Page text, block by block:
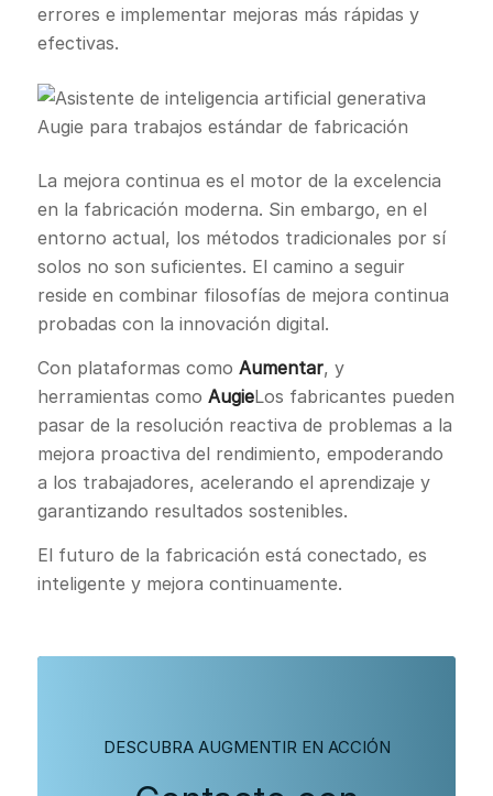
errores e implementar mejoras más rápidas y
efectivas.
La mejora continua es el motor de la excelencia
en la fabricación moderna. Sin embargo, en el
entorno actual, los métodos tradicionales por sí
solos no son suficientes. El camino a seguir
reside en combinar filosofías de mejora continua
probadas con la innovación digital.
Con plataformas como Aumentar, y
herramientas como AugieLos fabricantes pueden
pasar de la resolución reactiva de problemas a la
mejora proactiva del rendimiento, empoderando
a los trabajadores, acelerando el aprendizaje y
garantizando resultados sostenibles.
El futuro de la fabricación está conectado, es
inteligente y mejora continuamente.
DESCUBRA AUGMENTIR EN ACCIÓN